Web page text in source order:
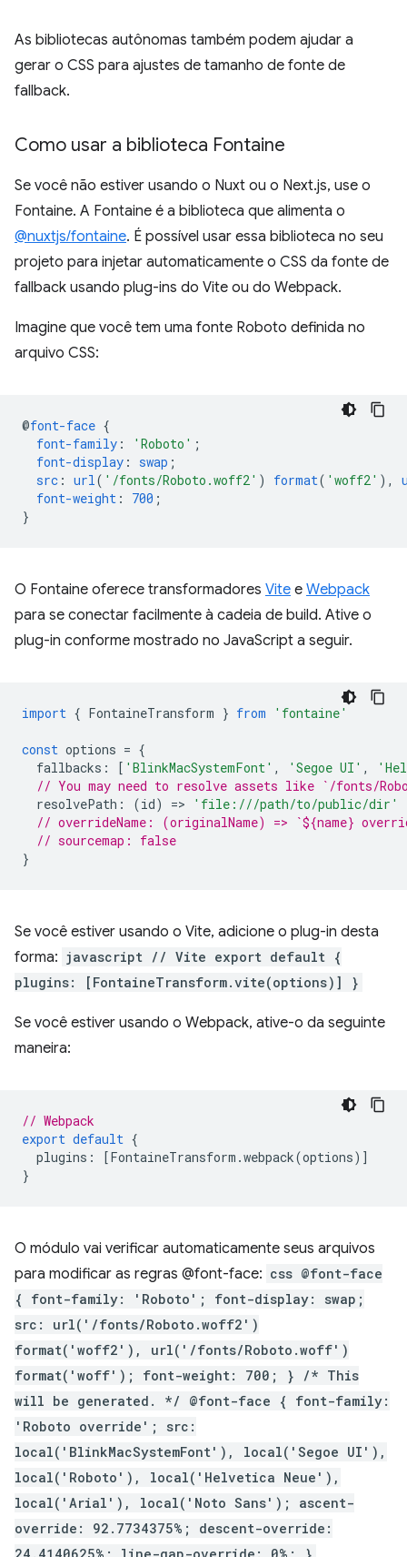
As bibliotecas autônomas também podem ajudar a
gerar o CSS para ajustes de tamanho de fonte de
fallback.
Como usar a biblioteca Fontaine
Se você não estiver usando o Nuxt ou o Next.js, use o
Fontaine. A Fontaine é a biblioteca que alimenta o
@nuxtjs/fontaine. É possível usar essa biblioteca no seu
projeto para injetar automaticamente o CSS da fonte de
fallback usando plug-ins do Vite ou do Webpack.
Imagine que você tem uma fonte Roboto definida no
arquivo CSS:
@font-face {
font-family : 'Roboto' ;
font-display : swap ;
src : url( '/fonts/Roboto.woff2' ) format( 'woff2' ),
font-weight : 700 ;
}
O Fontaine oferece transformadores Vite e Webpack
para se conectar facilmente à cadeia de build. Ative o
plug-in conforme mostrado no JavaScript a seguir.
import { FontaineTransform } from 'fontaine'
const options = {
fallbacks : [ 'BlinkMacSystemFont' , 'Segoe UI' ,
// You may need to resolve assets like `/fonts/
resolvePath : (id) => 'file:///path/to/public/dir'
// overrideName: (originalName) => `${name}
// sourcemap: false
}
Se você estiver usando o Vite, adicione o plug-in desta
forma: javascript // Vite export default {
plugins: [FontaineTransform.vite(options)] }
Se você estiver usando o Webpack, ative-o da seguinte
maneira:
// Webpack
export default {
plugins : [FontaineTransform .webpack(options)]
}
O módulo vai verificar automaticamente seus arquivos
para modificar as regras @font-face: css @font-face
{ font-family: 'Roboto'; font-display: swap;
src: url('/fonts/Roboto.woff2')
format('woff2'), url('/fonts/Roboto.woff')
format('woff'); font-weight: 700; } /* This
will be generated. */ @font-face { font-family:
'Roboto override'; src:
local('BlinkMacSystemFont'), local('Segoe UI'),
local('Roboto'), local('Helvetica Neue'),
local('Arial'), local('Noto Sans'); ascent-
override: 92.7734375%; descent-override: